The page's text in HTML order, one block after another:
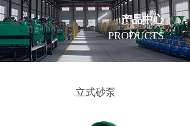
产品中心
PRODUCTS
立式砂泵